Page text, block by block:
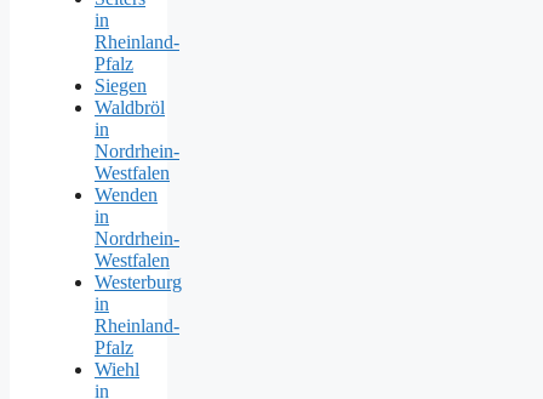
in
Rheinland-
Pfalz
Siegen
Waldbröl
in
Nordrhein-
Westfalen
Wenden
in
Nordrhein-
Westfalen
Westerburg
in
Rheinland-
Pfalz
Wiehl
in